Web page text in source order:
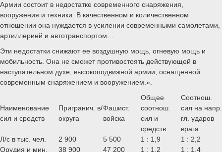
Армии состоит в недостатке современного снаряжения,
вооружения и техники. В качественном и количественном
отношении она нуждается в усилении современными самолетами,
артиллерией и автотранспортом…
Эти недостатки снижают ее воздушную мощь, огневую мощь и
мобильность. Она не сможет противостоять действующей в
наступательном духе, высокоподвижной армии, оснащенной
современным снаряжением и вооружением.».
Наименование
сил и средств
Пригранич. в/
округа
Фашист.
войска
Общее
соотнош.
сил и
средств
Соотнош.
сил на напр.
гл. ударов
врага
Л/с в тыс. чел.
2 900 5 500 1 : 1,9
1 : 2,2
Орудия и мин.
38 900 47 200 1 : 1,2
1 : 1,4